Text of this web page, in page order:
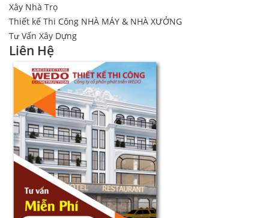
Xây Nhà Trọ
Thiết kế Thi Công NHÀ MÁY & NHÀ XƯỞNG
Tư Vấn Xây Dựng
Liên Hệ